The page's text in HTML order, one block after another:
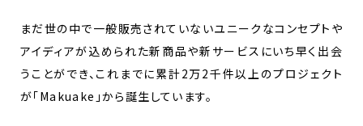
まだ世の中で一般販売されていないユニークなコンセプトや
アイディアが込められた新商品や新サービスにいち早く出会
うことができ、これまでに累計2万2千件以上のプロジェクト
が「Makuake」から誕生しています。